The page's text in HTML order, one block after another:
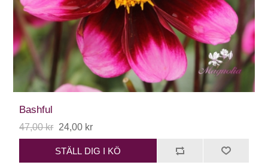
Bashful
47,00 kr 24,00 kr
STÄLL DIG I KÖ